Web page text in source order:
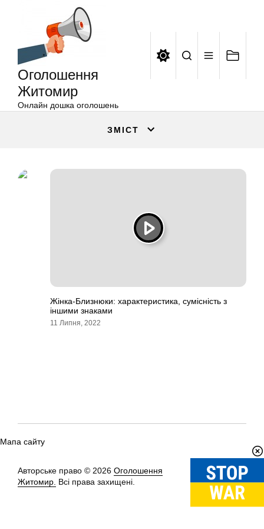
Оголошення
Житомир
Онлайн дошка оголошень
ЗМІСТ
Жінка-Близнюки: характеристика, сумісність з
іншими знаками
11 Липня, 2022
Мапа сайту
Авторське право © 2026 Оголошення
Житомир. Всі права захищені.
Вгору↑